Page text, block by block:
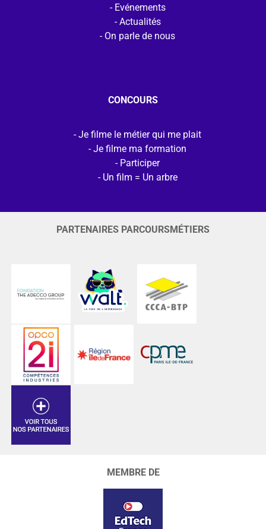
Evénements
Actualités
On parle de nous
CONCOURS
Je filme le métier qui me plait
Je filme ma formation
Participer
Un film = Un arbre
PARTENAIRES PARCOURSMÉTIERS
MEMBRE DE